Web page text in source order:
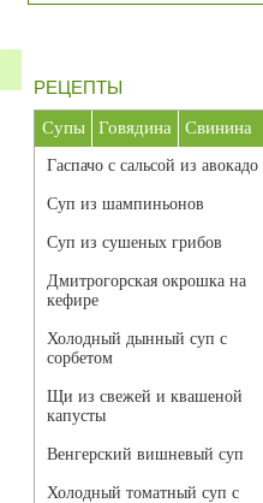
РЕЦЕПТЫ
Супы Говядина Свинина
Гаспачо с сальсой из авокадо
Суп из шампиньонов
Суп из сушеных грибов
Дмитрогорская окрошка на
кефире
Холодный дынный суп с
сорбетом
Щи из свежей и квашеной
капусты
Венгерский вишневый суп
Холодный томатный суп с